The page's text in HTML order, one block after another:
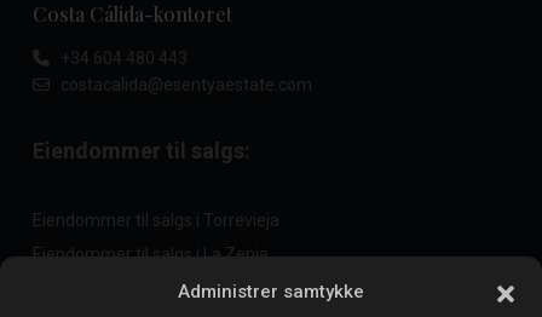
Administrer samtykke
Costa Cálida-kontoret
+34 604 480 443
costacalida@esentyaestate.com
Eiendommer til salgs:
Eiendommer til salgs i Torrevieja
Eiendommer til salgs i La Zenia
Eiendommer til salgs i Cabo Roig